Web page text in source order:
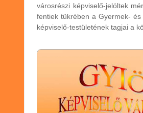
városrészi képviselő-jelöltek
fentiek tükrében a Gyermek-
képviselő-testületének tagjai a